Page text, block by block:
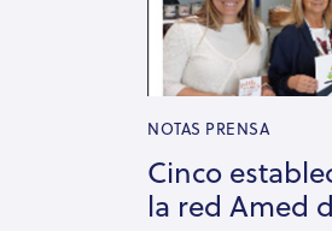
NOTAS PRENSA
Cinco
la red Amed